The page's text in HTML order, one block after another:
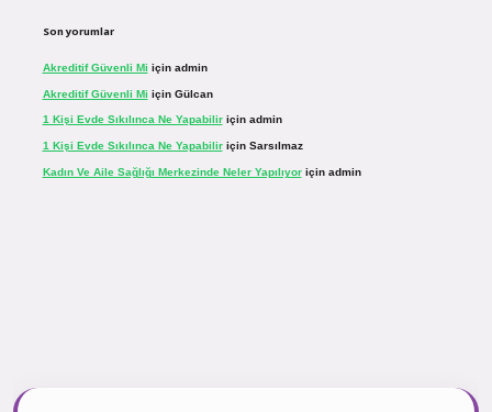
Son yorumlar
Akreditif Güvenli Mi için admin
Akreditif Güvenli Mi için Gülcan
1 Kişi Evde Sıkılınca Ne Yapabiliriçin admin
1 Kişi Evde Sıkılınca Ne Yapabiliriçin Sarsılmaz
Kadın Ve Aile Sağlığı Merkezinde Neler Yapılıyoriçin admin